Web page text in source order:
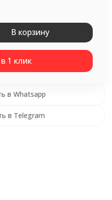
В корзину
в Whatsapp
в Telegram